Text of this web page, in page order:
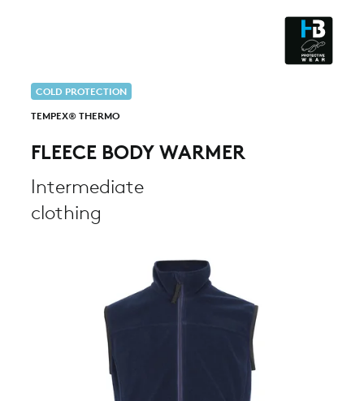
COLD PROTECTION
TEMPEX® THERMO
FLEECE BODY WARMER
Intermediate
clothing